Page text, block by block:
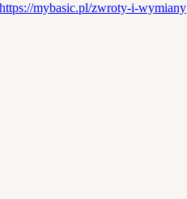
https://mybasic.pl/zwroty-i-wymiany